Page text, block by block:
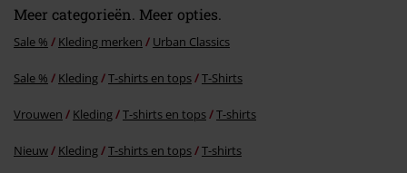
Meer categorieën. Meer opties.
Sale % Kleding merken Urban Classics
Sale % Kleding T-shirts en tops T-Shirts
Vrouwen Kleding T-shirts en tops T-shirts
Nieuw Kleding T-shirts en tops T-shirts